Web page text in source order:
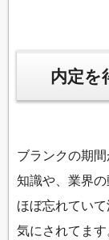
内定を
ブランクの期
知識や、業界
ほぼ忘れてい
気にされてま